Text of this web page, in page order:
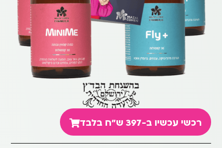
רכשי עכשיו ב-397 ש״ח בלבד